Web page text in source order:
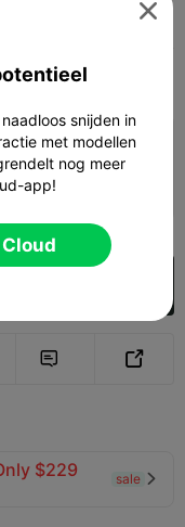
& Design 
Cloud
 
$229
sale 

snijden in
met modellen
nog meer
app!